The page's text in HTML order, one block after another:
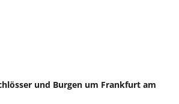
und Burgen um Frankfurt am